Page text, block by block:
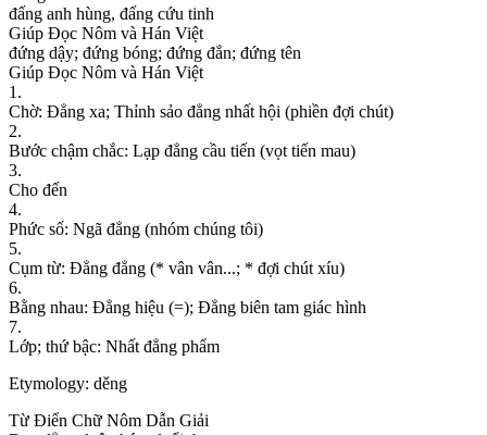
đấng anh hùng, đấng cứu tinh
Giúp Đọc Nôm và Hán Việt
đứng dậy; đứng bóng; đứng đắn; đứng tên
Giúp Đọc Nôm và Hán Việt
1 .
Chờ: Đẳng xa; Thỉnh sảo đẳng nhất hội (phiền đợi chút)
2.
Bước chậm chắc: Lạp đẳng cầu tiến (vọt tiến mau)
3.
Cho đến
4.
Phức số: Ngã đẳng (nhóm chúng tôi)
5.
Cụm từ: Đẳng đẳng (* vân vân...; * đợi chút xíu)
6.
Bằng nhau: Đẳng hiệu (=); Đẳng biên tam giác hình
7.
Lớp; thứ bậc: Nhất đẳng phẩm
Etymology: děng
Từ Điển Chữ Nôm Dẫn Giải